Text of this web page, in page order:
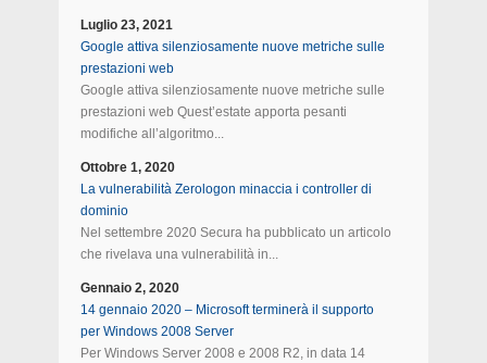
Luglio 23, 2021
Google attiva silenziosamente nuove metriche sulle
prestazioni web
Google attiva silenziosamente nuove metriche sulle
prestazioni web Quest’estate apporta pesanti
modifiche all’algoritmo...
Ottobre 1, 2020
La vulnerabilità Zerologon minaccia i controller di
dominio
Nel settembre 2020 Secura ha pubblicato un articolo
che rivelava una vulnerabilità in...
Gennaio 2, 2020
14 gennaio 2020 – Microsoft terminerà il supporto
per Windows 2008 Server
Per Windows Server 2008 e 2008 R2, in data 14